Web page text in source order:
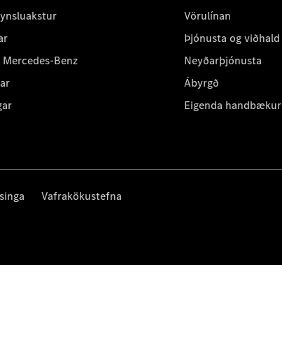
Benz
Vörulínan
Þjónusta og viðhald
Neyðarþjónusta
Ábyrgð
Eigenda handbækur
Vafrakökustefna